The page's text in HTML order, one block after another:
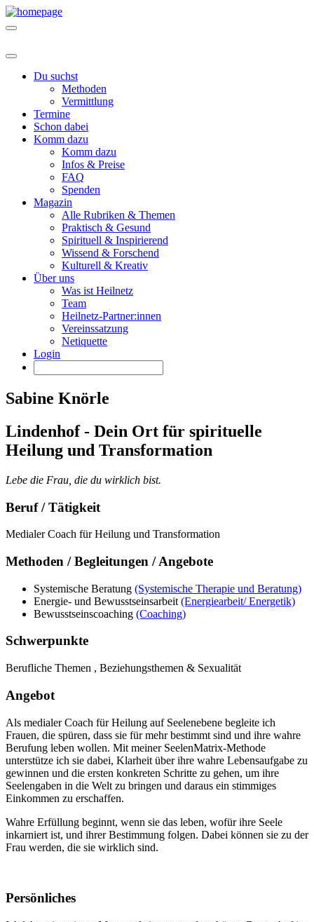
Du suchst
Methoden
Vermittlung
Termine
Schon dabei
Komm dazu
Komm dazu
Infos & Preise
FAQ
Spenden
Magazin
Alle Rubriken & Themen
Praktisch & Gesund
Spirituell & Inspirierend
Wissend & Forschend
Kulturell & Kreativ
Über uns
Was ist Heilnetz
Team
Heilnetz-Partner:innen
Vereinssatzung
Netiquette
Login
Sabine Knörle
Lindenhof - Dein Ort für spirituelle
Heilung und Transformation
Lebe die Frau, die du wirklich bist.
Beruf / Tätigkeit
Medialer Coach für Heilung und Transformation
Methoden / Begleitungen / Angebote
Systemische Beratung (Systemische Therapie und Beratung)
Energie- und Bewusstseinsarbeit (Energiearbeit/ Energetik)
Bewusstseinscoaching (Coaching)
Schwerpunkte
Berufliche Themen , Beziehungsthemen & Sexualität
Angebot
Als medialer Coach für Heilung auf Seelenebene begleite ich
Frauen, die spüren, dass sie für mehr bestimmt sind und ihre wahre
Berufung leben wollen. Mit meiner SeelenMatrix-Methode
unterstütze ich sie dabei, Klarheit über ihre wahre Lebensaufgabe zu
gewinnen und die ersten konkreten Schritte zu gehen, um ihre
Seelengaben in die Welt zu bringen und daraus ein stimmiges
Einkommen zu erschaffen.
Wahre Erfüllung beginnt, wenn sie das leben, wofür ihre Seele
inkarniert ist, und ihrer Bestimmung folgen. Dabei können sie zu der
Frau werden, die sie wirklich sind.
Persönliches